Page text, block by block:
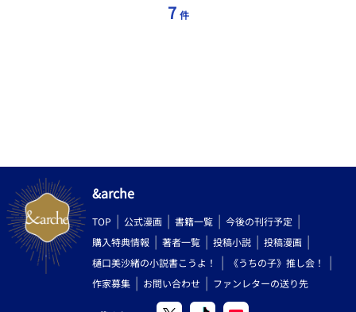
7 件
&arche
TOP 公式漫画 書籍一覧
今後の刊行予定
購入特典情報
著者一覧 投稿小説
投稿漫画
樋口美沙緒の小説書こうよ！
《うちの子》推し会！
作家募集
お問い合わせ ファンレターの送り先